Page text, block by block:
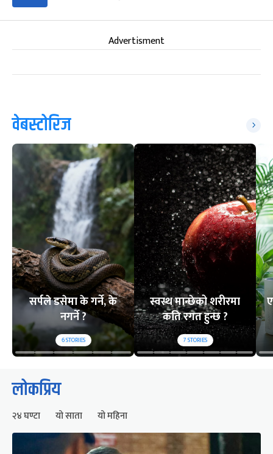
Advertisment
वेबस्टोरिज
सर्पले डसेमा के गर्ने, के
नगर्ने ?
6STORIES
स्वस्थ मान्छेको शरीरमा
कति रगत हुन्छ ?
7STORIES
लोकप्रिय
२४ घण्टा यो साता यो महिना